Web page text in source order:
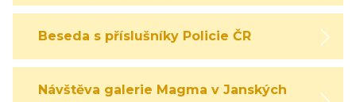
Beseda s příslušníky Policie ČR
Návštěva galerie Magma v Janských